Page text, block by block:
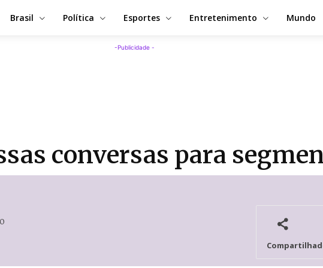
Brasil Política Esportes Entretenimento Mundo
-Publicidade -
conversas para
0